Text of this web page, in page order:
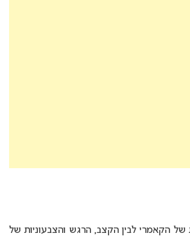
הקאמרי לבין הקצב, הרגש והצבעוניות של